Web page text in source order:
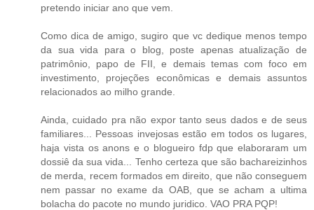
pretendo iniciar ano que vem.
Como dica de amigo, sugiro que vc dedique menos tempo
da sua vida para o blog, poste apenas atualização de
patrimônio, papo de FII, e demais temas com foco em
investimento, projeções econômicas e demais assuntos
relacionados ao milho grande.
Ainda, cuidado pra não expor tanto seus dados e de seus
familiares... Pessoas invejosas estão em todos os lugares,
haja vista os anons e o blogueiro fdp que elaboraram um
dossiê da sua vida... Tenho certeza que são bachareizinhos
de merda, recem formados em direito, que não conseguem
nem passar no exame da OAB, que se acham a ultima
bolacha do pacote no mundo juridico. VAO PRA PQP!